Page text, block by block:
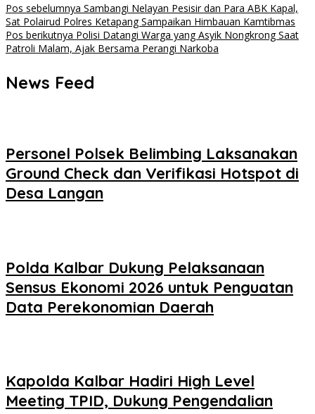
Navigasi
pos
Pos sebelumnya Sambangi Nelayan Pesisir dan Para ABK Kapal,
Sat Polairud Polres Ketapang Sampaikan Himbauan Kamtibmas
Pos berikutnya Polisi Datangi Warga yang Asyik Nongkrong Saat
Patroli Malam, Ajak Bersama Perangi Narkoba
News Feed
Personel Polsek Belimbing Laksanakan
Ground Check dan Verifikasi Hotspot di
Desa Langan
Polda Kalbar Dukung Pelaksanaan
Sensus Ekonomi 2026 untuk Penguatan
Data Perekonomian Daerah
Kapolda Kalbar Hadiri High Level
Meeting TPID, Dukung Pengendalian